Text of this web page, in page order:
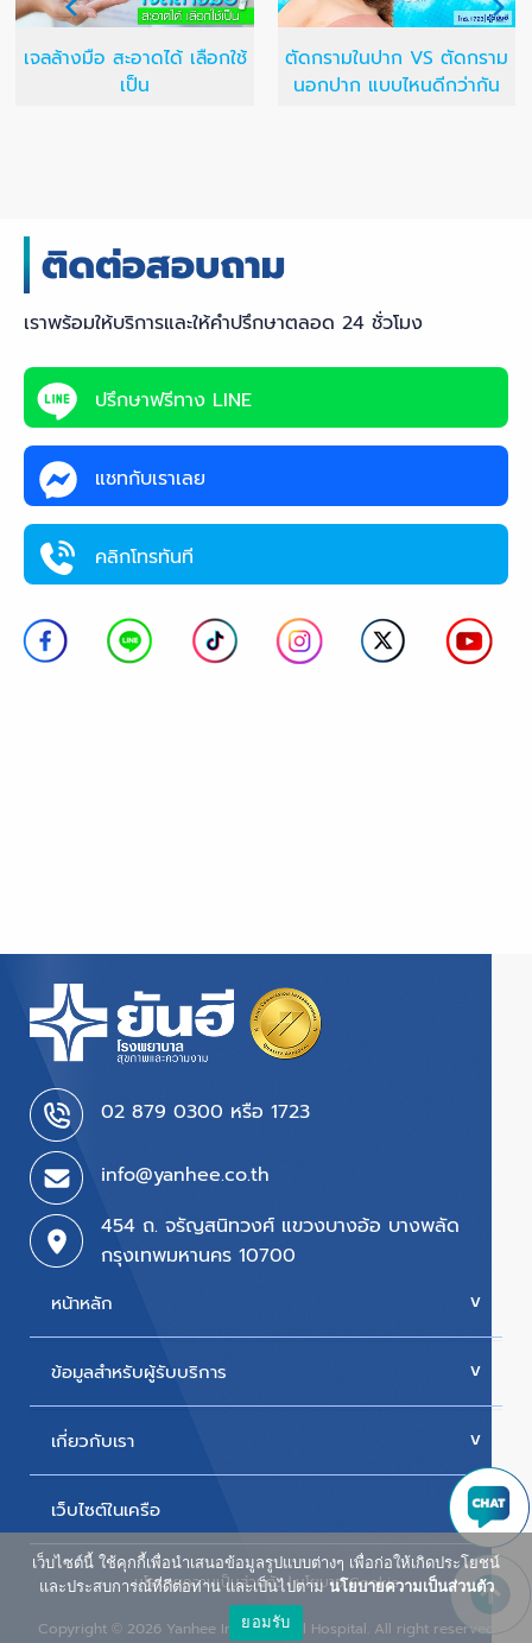
เจลล้างมือ สะอาดได้ เลือกใช้
เป็น
ตัดกรามในปาก VS ตัดกราม
นอกปาก แบบไหนดีกว่ากัน
เราพร้อมให้บริการและให้คำปรึกษาตลอด 24 ชั่วโมง
ปรึกษาฟรีทาง LINE
แชทกับเราเลย
คลิกโทรทันที
02 879 0300 หรือ 1723
info@yanhee.co.th
454 ถ. จรัญสนิทวงศ์ แขวงบางอ้อ บางพลัด
กรุงเทพมหานคร 10700
หน้าหลัก
บริการของเรา
ข้อมูลสำหรับผู้รับบริการ
นัดหมายแพทย์
สิทธิเบิกตรงข้าราชการ
ห้องพักผู้ป่วยใน
เกี่ยวกับเรา
ประวัติโรงพยาบาล
วิสัยทัศน์และพันธกิจ
เว็บไซต์ในเครือ
ศูนย์ผู้สูงอายุยันฮี
น้ำดื่ม ยันฮี วิตามิน วอเตอร์
นโยบายความเป็นส่วนตัว|นโยบาย Cookie
Copyright ©2026 Yanhee International Hospital. All right reserved
เว็บไซต์นี้ ใช้คุกกี้เพื่อนำเสนอข้อมูลรูปแบบต่างๆ เพื่อก่อให้เกิดประโยชน์
และประสบการณ์ที่ดีต่อท่าน และเป็นไปตามนโยบายความเป็นส่วนตัว
ยอมรับ